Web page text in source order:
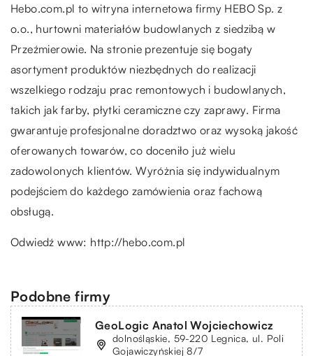
Hebo.com.pl to witryna internetowa firmy HEBO Sp. z
o.o., hurtowni materiałów budowlanych z siedzibą w
Przeźmierowie. Na stronie prezentuje się bogaty
asortyment produktów niezbędnych do realizacji
wszelkiego rodzaju prac remontowych i budowlanych,
takich jak farby, płytki ceramiczne czy zaprawy. Firma
gwarantuje profesjonalne doradztwo oraz wysoką jakość
oferowanych towarów, co doceniło już wielu
zadowolonych klientów. Wyróżnia się indywidualnym
podejściem do każdego zamówienia oraz fachową
obsługą.
Odwiedź www: http://hebo.com.pl
Podobne firmy
GeoLogic Anatol Wojciechowicz
dolnośląskie, 59-220 Legnica, ul. Poli
Gojawiczyńskiej 8/7